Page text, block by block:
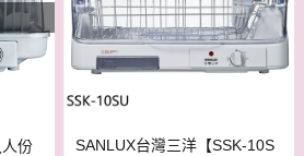
人份
SANLUX台灣三洋【SSK-10S